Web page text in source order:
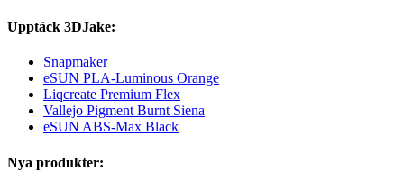
Upptäck 3DJake:
Snapmaker
eSUN PLA-Luminous Orange
Liqcreate Premium Flex
Vallejo Pigment Burnt Siena
eSUN ABS-Max Black
Nya produkter: